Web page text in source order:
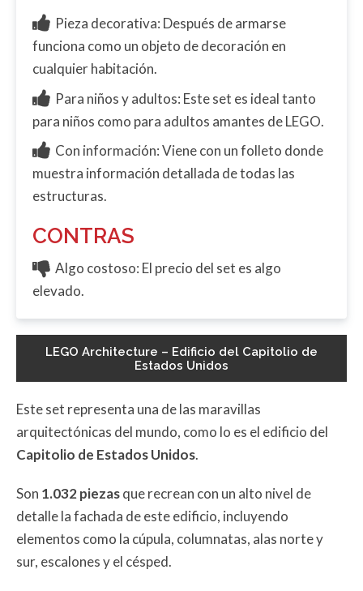
Pieza decorativa: Después de armarse
funciona como un objeto de decoración en
cualquier habitación.
Para niños y adultos: Este set es ideal tanto
para niños como para adultos amantes de LEGO.
Con información: Viene con un folleto donde
muestra información detallada de todas las
estructuras.
CONTRAS
Algo costoso: El precio del set es algo
elevado.
LEGO Architecture – Edificio del Capitolio de
Estados Unidos
Este set representa una de las maravillas
arquitectónicas del mundo, como lo es el edificio del
Capitolio de Estados Unidos.
Son 1.032 piezasque recrean con un alto nivel de
detalle la fachada de este edificio, incluyendo
elementos como la cúpula, columnatas, alas norte y
sur, escalones y el césped.